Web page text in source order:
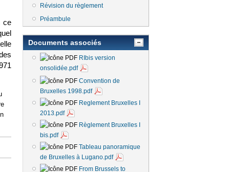
ce
Révision du règlement
Préambule
Documents associés
RIbis version
onsolidée.pdf
Convention de
Bruxelles 1998.pdf
Reglement Bruxelles I
2013.pdf
Règlement Bruxelles I
bis.pdf
Tableau panoramique
de Bruxelles à Lugano.pdf
From Brussels to